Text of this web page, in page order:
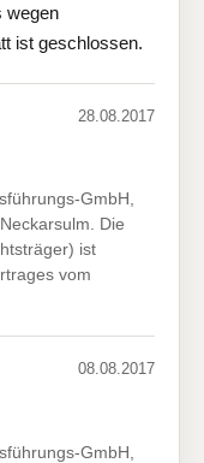
wegen
ist geschlossen.
28.08.2017
GmbH,
Die
ist
vom
08.08.2017
GmbH,